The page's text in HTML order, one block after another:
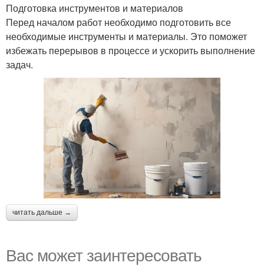
Подготовка инструментов и материалов
Перед началом работ необходимо подготовить все
необходимые инструменты и материалы. Это поможет
избежать перерывов в процессе и ускорить выполнение
задач.
читать дальше →
Вас может заинтересовать